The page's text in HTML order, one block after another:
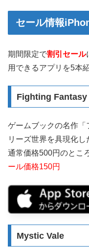
セール情報
期間限定で割引セール
用できるアプリを5本紹
Fighting
ゲームブックの名作
リーズ世界を具現化
通常価格500円のところ
ール価格150円
Mystic Vale